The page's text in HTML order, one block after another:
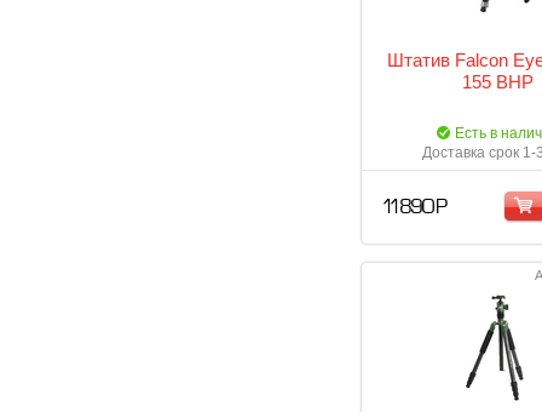
Штатив Falcon
155 BHP
Есть в
Доставка срок 1-
11 890 Р